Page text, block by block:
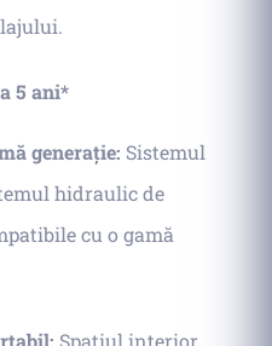
5 ani*
generație: Sistemul
hidraulic de
cu o gamă
Spațiul interior